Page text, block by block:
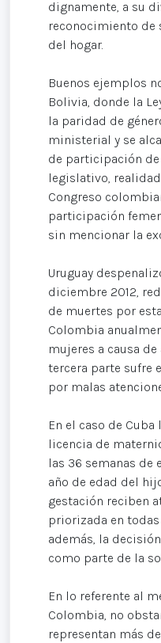
dignamente, a su
reconocimiento de
del hogar.
Buenos ejemplos
Bolivia, donde la
la paridad de
ministerial y se
de participación
legislativo,
Congreso
participación
sin mencionar la
Uruguay
diciembre 2012,
de muertes por
Colombia
mujeres a causa
tercera parte sufre
por malas
En el caso de
licencia de
las 36 semanas de
año de edad del
gestación reciben
priorizada en
además, la
como parte de la
En lo referente al
Colombia, no
representan más